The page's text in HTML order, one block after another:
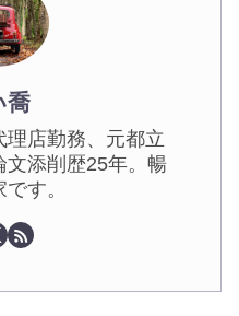
喬
店勤務、元都立
文添削歴25年。暢
す。